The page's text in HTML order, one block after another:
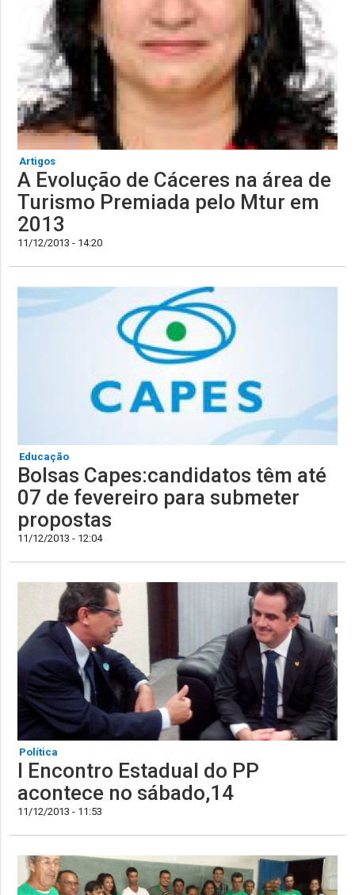
Artigos
A Evolução de Cáceres na área de
Turismo Premiada pelo Mtur em
2013
11/12/2013 - 14:20
Educação
Bolsas Capes:candidatos têm até
07 de fevereiro para submeter
propostas
11/12/2013 - 12:04
Política
I Encontro Estadual do PP
acontece no sábado,14
11/12/2013 - 11:53